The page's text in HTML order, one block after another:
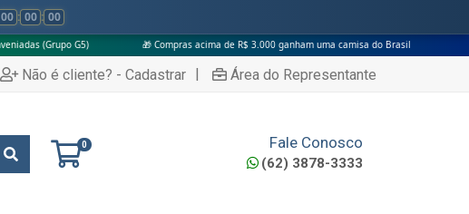
00 : 00 : 00
🎁 Compras acima de R$ 3.000 ganham uma camisa do Brasil
Não é cliente? - Cadastrar | Área do Representante
0 Fale Conosco
(62) 3878-3333